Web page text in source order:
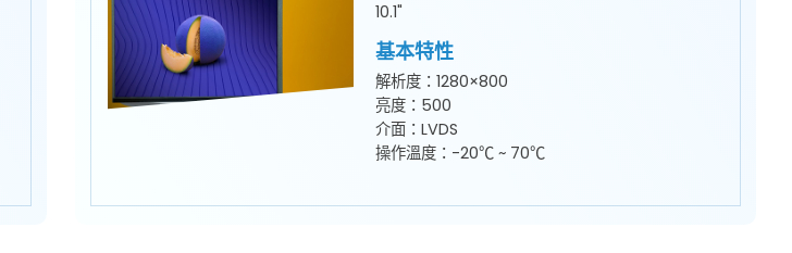
10.1"
基本特性
解析度：1280×800
亮度：500
介面：LVDS
操作溫度：-20℃ ~ 70℃